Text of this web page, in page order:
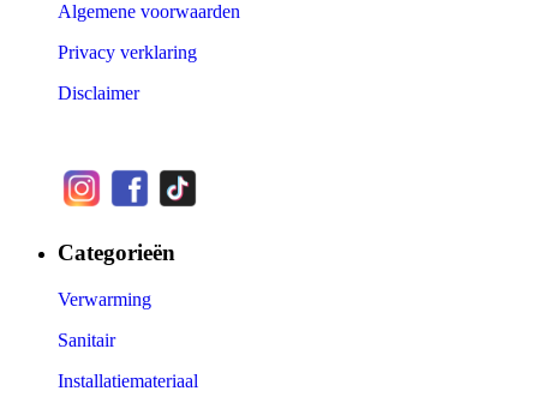
Algemene voorwaarden
Privacy verklaring
Disclaimer
Categorieën
Verwarming
Sanitair
Installatiemateriaal